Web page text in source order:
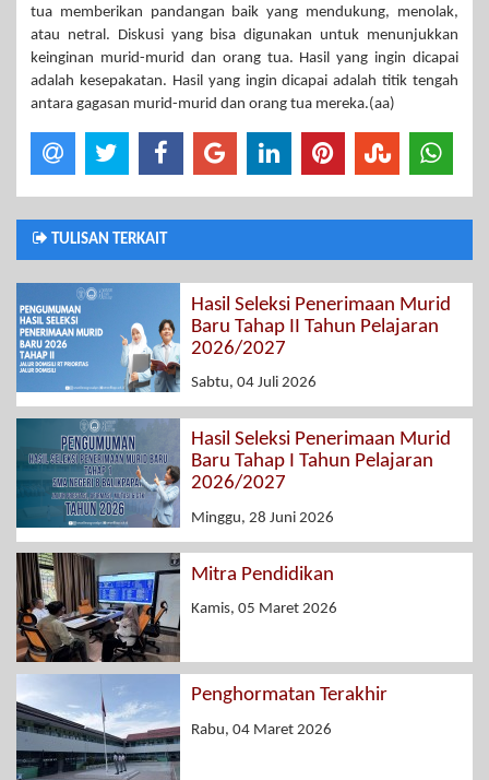
tua memberikan pandangan baik yang mendukung, menolak,
atau netral. Diskusi yang bisa digunakan untuk menunjukkan
keinginan murid-murid dan orang tua. Hasil yang ingin dicapai
adalah kesepakatan. Hasil yang ingin dicapai adalah titik tengah
antara gagasan murid-murid dan orang tua mereka.(aa)
TULISAN TERKAIT
Hasil Seleksi Penerimaan Murid
Baru Tahap II Tahun Pelajaran
2026/2027
Sabtu, 04 Juli 2026
Hasil Seleksi Penerimaan Murid
Baru Tahap I Tahun Pelajaran
2026/2027
Minggu, 28 Juni 2026
Mitra Pendidikan
Kamis, 05 Maret 2026
Penghormatan Terakhir
Rabu, 04 Maret 2026